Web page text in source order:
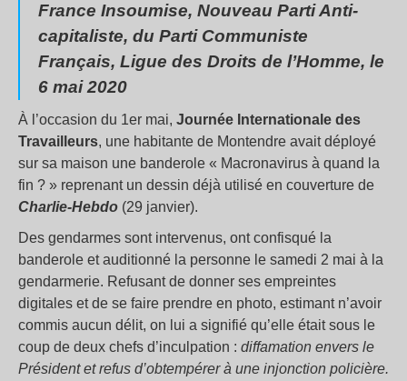
France Insoumise, Nouveau Parti Anti-
capitaliste, du Parti Communiste
Français, Ligue des Droits de l’Homme, le
6 mai 2020
À l’occasion du 1er mai, Journée Internationale des
Travailleurs, une habitante de Montendre avait déployé
sur sa maison une banderole « Macronavirus à quand la
fin ? » reprenant un dessin déjà utilisé en couverture de
Charlie-Hebdo (29 janvier).
Des gendarmes sont intervenus, ont confisqué la
banderole et auditionné la personne le samedi 2 mai à la
gendarmerie. Refusant de donner ses empreintes
digitales et de se faire prendre en photo, estimant n’avoir
commis aucun délit, on lui a signifié qu’elle était sous le
coup de deux chefs d’inculpation : diffamation envers le
Président et refus d’obtempérer à une injonction policière.